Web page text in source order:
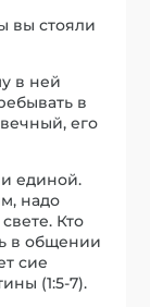
вы стояли
в ней
в
его
единой.
надо
Кто
в общении
сие
(1:5-7).